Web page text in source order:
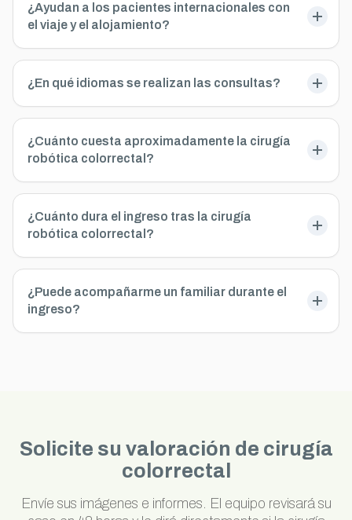
¿Ayudan a los pacientes internacionales con
el viaje y el alojamiento?
¿En qué idiomas se realizan las consultas?
¿Cuánto cuesta aproximadamente la cirugía
robótica colorrectal?
¿Cuánto dura el ingreso tras la cirugía
robótica colorrectal?
¿Puede acompañarme un familiar durante el
ingreso?
Solicite su valoración de cirugía
colorrectal
Envíe sus imágenes e informes. El equipo revisará su